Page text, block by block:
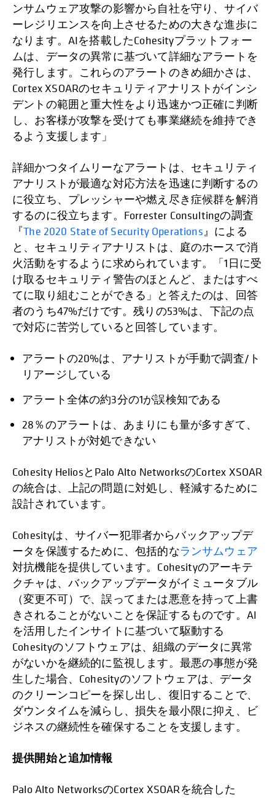
ンサムウェア攻撃の影響から自社を守り、サイバ
ーレジリエンスを向上させるための大きな進歩に
なります。AIを搭載したCohesityプラットフォー
ムは、データの異常に基づいて詳細なアラートを
発行します。これらのアラートのきめ細かさは、
Cortex XSOARのセキュリティアナリストがインシ
デントの範囲と重大性をより迅速かつ正確に判断
し、お客様が攻撃を受けても事業継続を維持でき
るよう支援します」
詳細かつタイムリーなアラートは、セキュリティ
アナリストが最適な対応方法を迅速に判断するの
に役立ち、プレッシャーや燃え尽き症候群を解消
するのに役立ちます。Forrester Consultingの調査
『The 2020 State of Security Operations』による
と、セキュリティアナリストは、庭のホースで消
火活動をするように求められています。「1日に受
け取るセキュリティ警告のほとんど、またはすべ
てに取り組むことができる」と答えたのは、回答
者のうち47%だけです。残りの53%は、下記の点
で対応に苦労していると回答しています。
アラートの20%は、アナリストが手動で調査/ト
リアージしている
アラート全体の約3分の1が誤検知である
28％のアラートは、あまりにも量が多すぎて、
アナリストが対処できない
Cohesity HeliosとPalo Alto NetworksのCortex XSOAR
の統合は、上記の問題に対処し、軽減するために
設計されています。
Cohesityは、サイバー犯罪者からバックアップデ
ータを保護するために、包括的なランサムウェア
対抗機能を提供しています。Cohesityのアーキテ
クチャは、バックアップデータがイミュータブル
（変更不可）で、誤ってまたは悪意を持って上書
きされることがないことを保証するものです。AI
を活用したインサイトに基づいて駆動する
Cohesityのソフトウェアは、組織のデータに異常
がないかを継続的に監視します。最悪の事態が発
生した場合、Cohesityのソフトウェアは、データ
のクリーンコピーを探し出し、復旧することで、
ダウンタイムを減らし、損失を最小限に抑え、ビ
ジネスの継続性を確保することを支援します。
提供開始と追加情報
Palo Alto NetworksのCortex XSOARを統合した